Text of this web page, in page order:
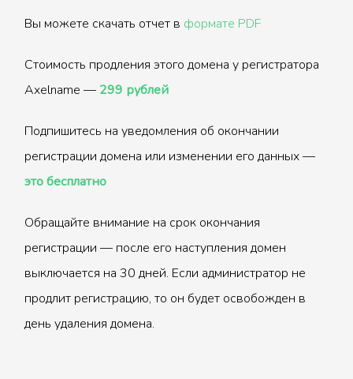
Вы можете скачать отчет в формате PDF
Стоимость продления этого домена у регистратора
Axelname — 299 рублей
Подпишитесь на уведомления об окончании
регистрации домена или изменении его данных —
это бесплатно
Обращайте внимание на срок окончания
регистрации — после его наступления домен
выключается на 30 дней. Если администратор не
продлит регистрацию, то он будет освобожден в
день удаления домена.